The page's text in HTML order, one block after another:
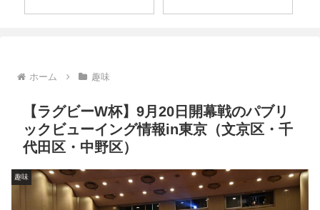
ホーム 趣味
【ラグビーW杯】9月20日開幕戦のパブリ
ックビューイング情報in東京（文京区・千
代田区・中野区）
趣味